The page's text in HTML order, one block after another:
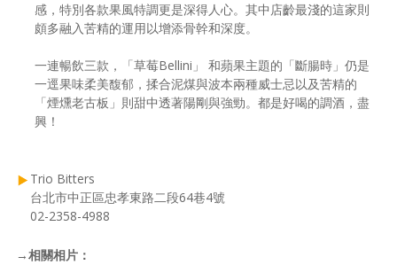
感，特別各款果風特調更是深得人心。其中店齡最淺的這家則
頗多融入苦精的運用以增添骨幹和深度。
一連暢飲三款，「草莓Bellini」 和蘋果主題的「斷腸時」仍是
一逕果味柔美馥郁，揉合泥煤與波本兩種威士忌以及苦精的
「煙燻老古板」則甜中透著陽剛與強勁。都是好喝的調酒，盡
興！
Trio Bitters
台北市中正區忠孝東路二段64巷4號
02-2358-4988
→相關相片：